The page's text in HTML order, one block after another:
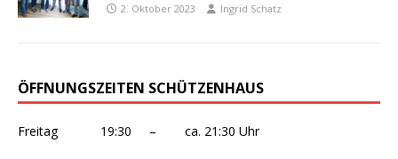
2. Oktober 2023 Ingrid Schatz
ÖFFNUNGSZEITEN SCHÜTZENHAUS
Freitag 19:30 – ca. 21:30 Uhr